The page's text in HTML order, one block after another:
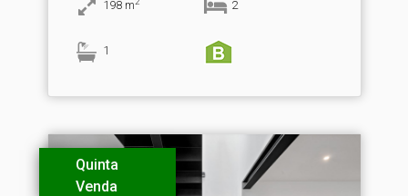
198 m 2
1
Quinta
Venda